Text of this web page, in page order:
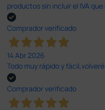
productos sin incluir el IVA
Comprador verificado
14 Abr 2026
Todo muy rápido y
Comprador verificado